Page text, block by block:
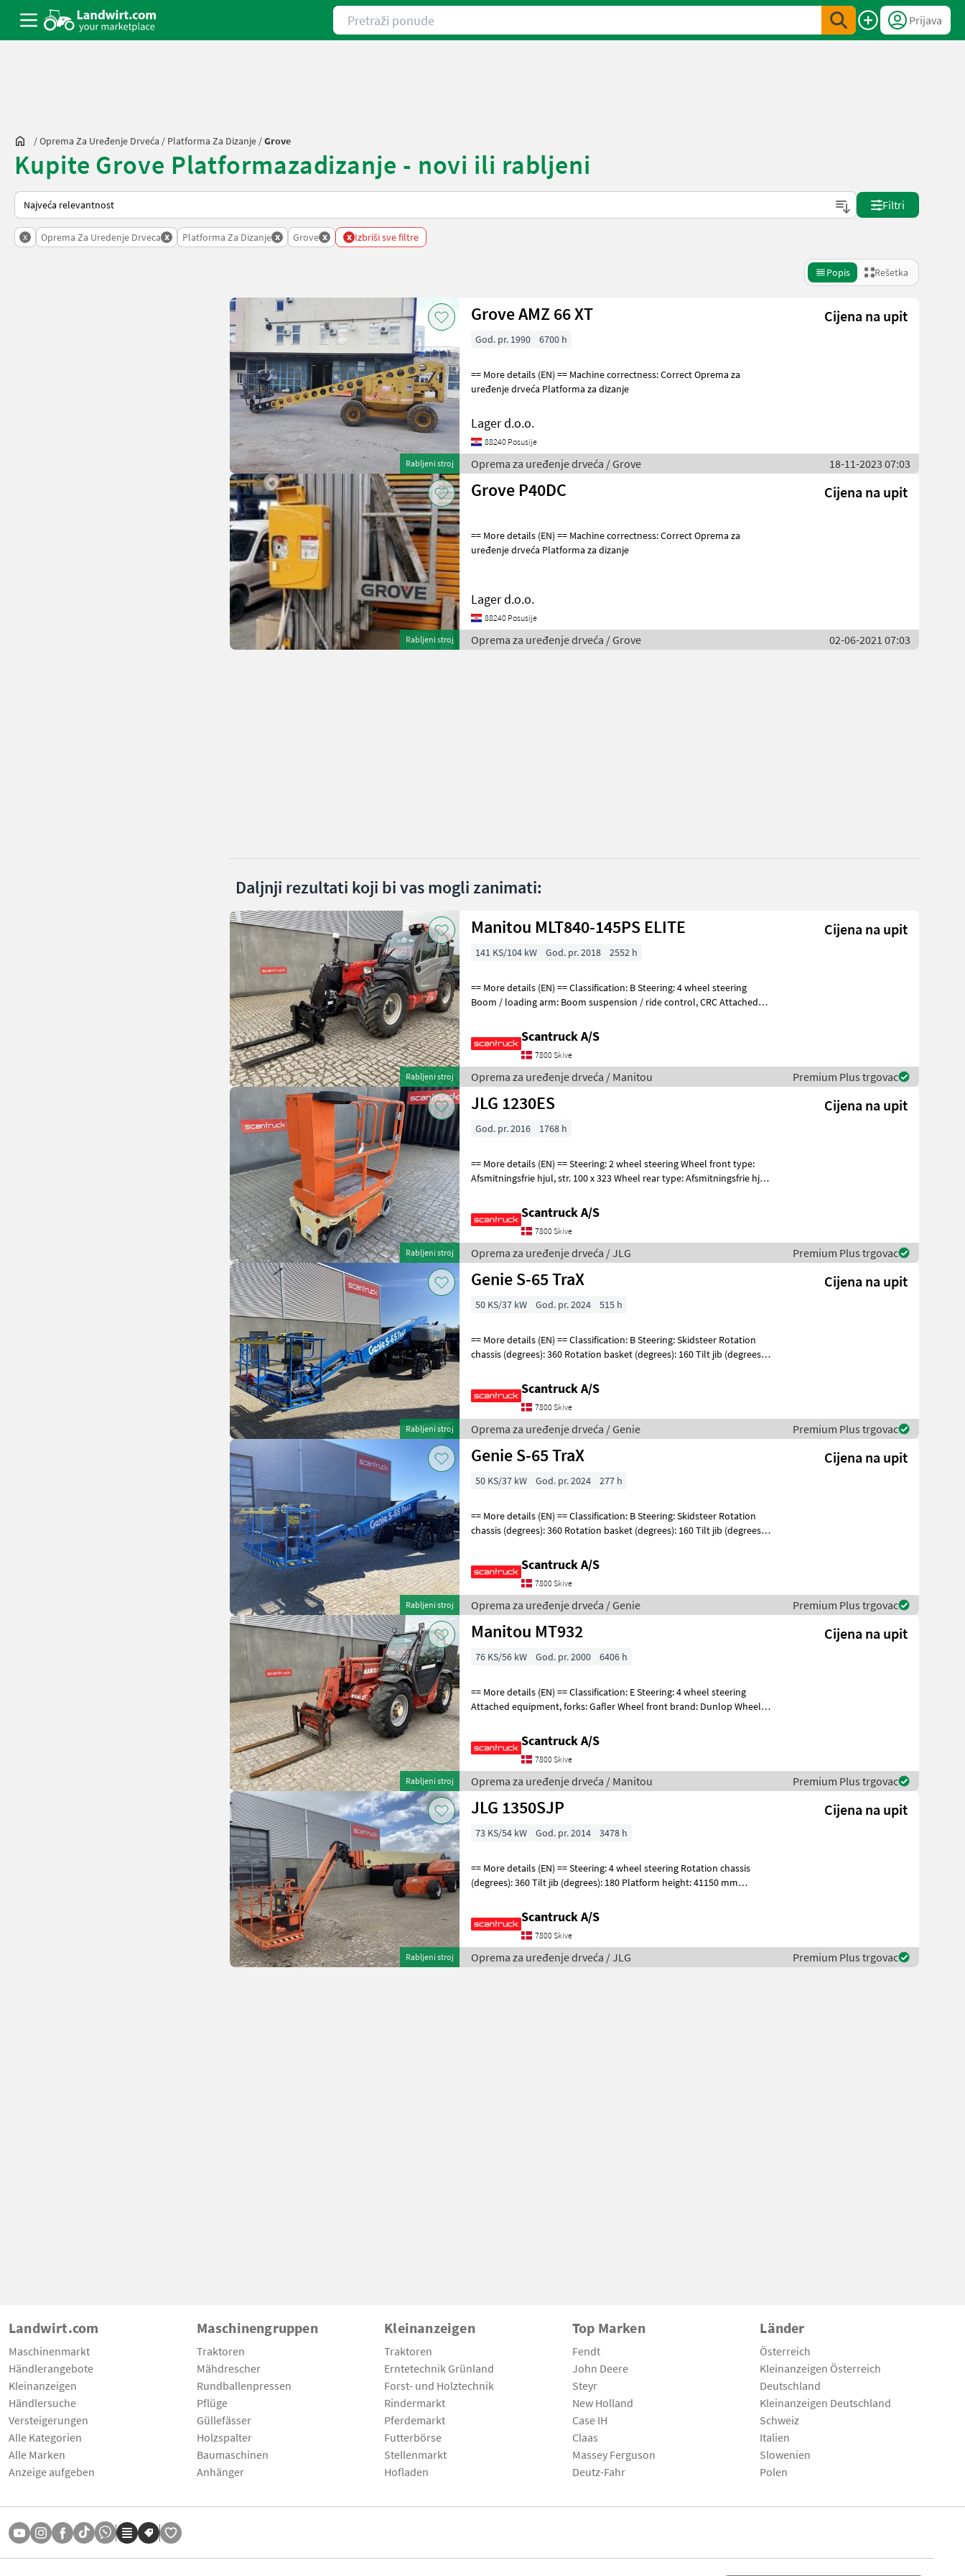
Pretraži ponude
Prijava
/Oprema Za Uređenje Drveća / Platforma Za Dizanje /Grove
Kupite Grove Platformazadizanje - novi ili rabljeni
Tako se sortira na Landwirt.com
Filtri
x Oprema Za Uredenje Drveca x Platforma Za Dizanje x Grove x x Izbriši sve filtre
Popis Rešetka
Rabljeni stroj
Grove AMZ 66 XT Cijena na upit
God. pr. 1990 6700 h
== More details (EN) == Machine correctness: Correct Oprema za
uređenje drveća Platforma za dizanje
Lager d.o.o.
88240 Posusije
Oprema za uređenje drveća / Grove 18-11-2023 07:03
Rabljeni stroj
Grove P40DC Cijena na upit
== More details (EN) == Machine correctness: Correct Oprema za
uređenje drveća Platforma za dizanje
Lager d.o.o.
88240 Posusije
Oprema za uređenje drveća / Grove 02-06-2021 07:03
Daljnji rezultati koji bi vas mogli zanimati:
Rabljeni stroj
Manitou MLT840-145PS ELITE Cijena na upit
141 KS/104 kW God. pr. 2018 2552 h
== More details (EN) == Classification: B Steering: 4 wheel steering
Boom / loading arm: Boom suspension / ride control, CRC Attached
Scantruck A/S
7800 Skive
Oprema za uređenje drveća / Manitou Premium Plus trgovac
Rabljeni stroj
JLG 1230ES Cijena na upit
God. pr. 2016 1768 h
== More details (EN) == Steering: 2 wheel steering Wheel front type:
Afsmitningsfrie hjul, str. 100 x 323 Wheel rear type: Afsmitningsfrie hjul,
Scantruck A/S
7800 Skive
Oprema za uređenje drveća / JLG Premium Plus trgovac
Rabljeni stroj
Genie S-65 TraX Cijena na upit
50 KS/37 kW God. pr. 2024 515 h
== More details (EN) == Classification: B Steering: Skidsteer Rotation
chassis (degrees): 360 Rotation basket (degrees): 160 Tilt jib (degrees):
Scantruck A/S
7800 Skive
Oprema za uređenje drveća / Genie Premium Plus trgovac
Rabljeni stroj
Genie S-65 TraX Cijena na upit
50 KS/37 kW God. pr. 2024 277 h
== More details (EN) == Classification: B Steering: Skidsteer Rotation
chassis (degrees): 360 Rotation basket (degrees): 160 Tilt jib (degrees):
Scantruck A/S
7800 Skive
Oprema za uređenje drveća / Genie Premium Plus trgovac
Rabljeni stroj
Manitou MT932 Cijena na upit
76 KS/56 kW God. pr. 2000 6406 h
== More details (EN) == Classification: E Steering: 4 wheel steering
Attached equipment, forks: Gafler Wheel front brand: Dunlop Wheel
Scantruck A/S
7800 Skive
Oprema za uređenje drveća / Manitou Premium Plus trgovac
Rabljeni stroj
JLG 1350SJP Cijena na upit
73 KS/54 kW God. pr. 2014 3478 h
== More details (EN) == Steering: 4 wheel steering Rotation chassis
(degrees): 360 Tilt jib (degrees): 180 Platform height: 41150 mm
Scantruck A/S
7800 Skive
Oprema za uređenje drveća / JLG Premium Plus trgovac
Landwirt.com
Maschinenmarkt
Händlerangebote
Kleinanzeigen
Händlersuche
Versteigerungen
Alle Kategorien
Alle Marken
Anzeige aufgeben
Maschinengruppen
Traktoren
Mähdrescher
Rundballenpressen
Pflüge
Güllefässer
Holzspalter
Baumaschinen
Anhänger
Kleinanzeigen
Traktoren
Erntetechnik Grünland
Forst- und Holztechnik
Rindermarkt
Pferdemarkt
Futterbörse
Stellenmarkt
Hofladen
Top Marken
Fendt
John Deere
Steyr
New Holland
Case IH
Claas
Massey Ferguson
Deutz-Fahr
Länder
Österreich
Kleinanzeigen Österreich
Deutschland
Kleinanzeigen Deutschland
Schweiz
Italien
Slowenien
Polen